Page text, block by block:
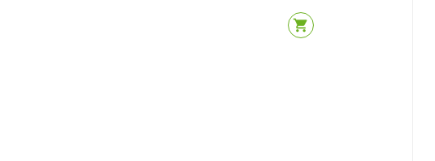
shopping_cart